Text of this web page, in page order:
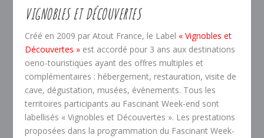
VIGNOBLES ET DÉCOUVERTES
Créé en 2009 par Atout France, le Label « Vignobles et
Découvertes » est accordé pour 3 ans aux destinations
oeno-touristiques ayant des offres multiples et
complémentaires : hébergement, restauration, visite de
cave, dégustation, musées, évènements. Tous les
territoires participants au Fascinant Week-end sont
labellisés « Vignobles et Découvertes ». Les prestations
proposées dans la programmation du Fascinant Week-